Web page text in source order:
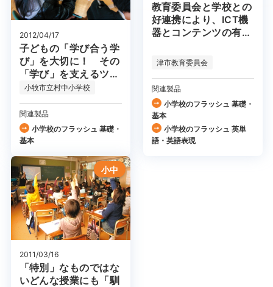
2012/04/17
子どもの「学び合う学
び」を大切に！ その
「学び」を支えるツー
ルとしてフラッシュ型
小牧市立村中小学校
関連製品
小学校のフラッシュ 基礎・
基本
教育委員会と学校との
好連携により、ICT機
器とコンテンツの有効
津市教育委員会
関連製品
小学校のフラッシュ 基礎・
基本
小学校のフラッシュ 英単
語・英語表現
小中
2011/03/16
「特別」なものではな
いどんな授業にも「馴